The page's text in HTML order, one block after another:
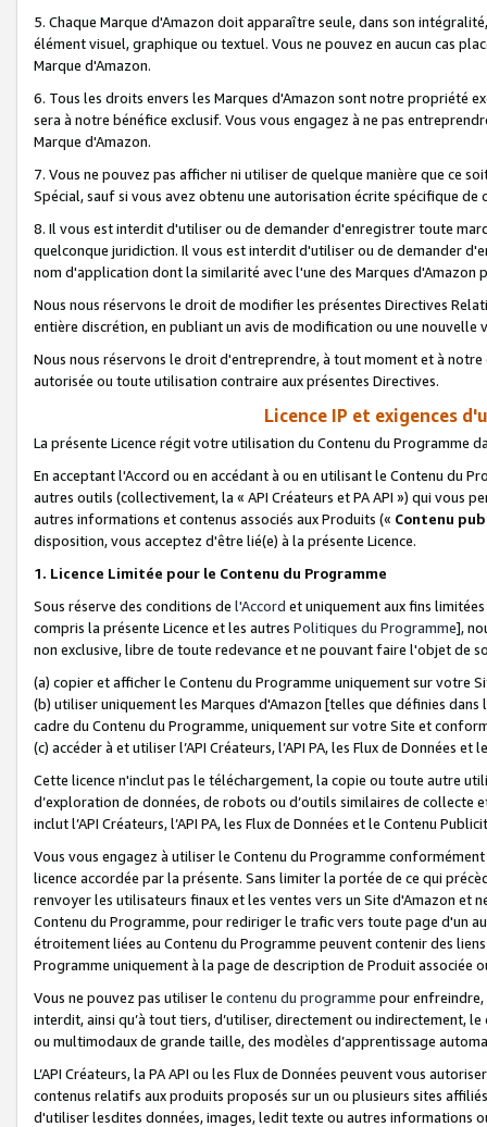
5. Chaque Marque d'Amazon doit apparaître seule, dans son
élément visuel, graphique ou textuel. Vous ne pouvez en aucun cas
Marque d'Amazon.
6. Tous les droits envers les Marques d'Amazon sont notre propriété
sera à notre bénéfice exclusif. Vous vous engagez à ne pas
Marque d'Amazon.
7. Vous ne pouvez pas afficher ni utiliser de quelque manière que ce
Spécial, sauf si vous avez obtenu une autorisation écrite spécifique de
8. Il vous est interdit d'utiliser ou de demander d'enregistrer toute
quelconque juridiction. Il vous est interdit d'utiliser ou de demander
nom d'application dont la similarité avec l'une des Marques
Nous nous réservons le droit de modifier les présentes Directives
entière discrétion, en publiant un avis de modification ou une nouvelle
Nous nous réservons le droit d'entreprendre, à tout moment et à
autorisée ou toute utilisation contraire aux présentes Directives.
Licence IP et exigences
La présente Licence régit votre utilisation du Contenu du Programme
En acceptant l'Accord ou en accédant à ou en utilisant le Contenu du
autres outils (collectivement, la « API Créateurs et PA API ») qui vous
autres informations et contenus associés aux Produits (« Contenu
disposition, vous acceptez d'être lié(e) à la présente Licence.
1. Licence Limitée pour le Contenu du Programme
Sous réserve des conditions de l'Accord et uniquement aux fins
compris la présente Licence et les autres Politiques du Programme],
non exclusive, libre de toute redevance et ne pouvant faire l'objet de
(a) copier et afficher le Contenu du Programme uniquement sur votre
(b) utiliser uniquement les Marques d'Amazon [telles que définies dans
cadre du Contenu du Programme, uniquement sur votre Site et
(c) accéder à et utiliser l’API Créateurs, l’API PA, les Flux de Données
Cette licence n'inclut pas le téléchargement, la copie ou toute autre
d’exploration de données, de robots ou d’outils similaires de
inclut l’API Créateurs, l’API PA, les Flux de Données et le Contenu
Vous vous engagez à utiliser le Contenu du Programme
licence accordée par la présente. Sans limiter la portée de ce qui
renvoyer les utilisateurs finaux et les ventes vers un Site d'Amazon et
Contenu du Programme, pour rediriger le trafic vers toute page d'un
étroitement liées au Contenu du Programme peuvent contenir des
Programme uniquement à la page de description de Produit associée
Vous ne pouvez pas utiliser le contenu du programme pour
interdit, ainsi qu’à tout tiers, d’utiliser, directement ou indirectement,
ou multimodaux de grande taille, des modèles d’apprentissage
L’API Créateurs, la PA API ou les Flux de Données peuvent vous
contenus relatifs aux produits proposés sur un ou plusieurs sites
d'utiliser lesdites données, images, ledit texte ou autres informations